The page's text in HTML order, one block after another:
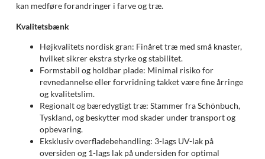
kan medføre forandringer i farve og træ.
Kvalitetsbænk
Højkvalitets nordisk gran: Finåret træ med små knaster,
hvilket sikrer ekstra styrke og stabilitet.
Formstabil og holdbar plade: Minimal risiko for
revnedannelse eller forvridning takket være fine årringe
og kvalitetslim.
Regionalt og bæredygtigt træ: Stammer fra Schönbuch,
Tyskland, og beskytter mod skader under transport og
opbevaring.
Eksklusiv overfladebehandling: 3-lags UV-lak på
oversiden og 1-lags lak på undersiden for optimal